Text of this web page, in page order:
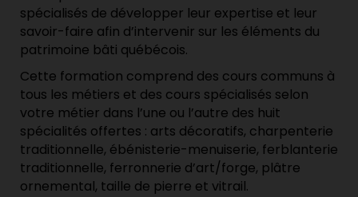
spécialisés de développer leur expertise et leur
savoir-faire afin d’intervenir sur les éléments du
patrimoine bâti québécois.
Cette formation comprend des cours communs à
tous les métiers et des cours spécialisés selon
votre métier dans l’une ou l’autre des huit
spécialités offertes : arts décoratifs, charpenterie
traditionnelle, ébénisterie-menuiserie, ferblanterie
traditionnelle, ferronnerie d’art/forge, plâtre
ornemental, taille de pierre et vitrail.